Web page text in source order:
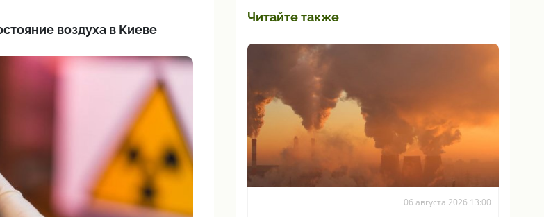
воздуха в Киеве
Читайте также
06 августа 2026 13:00